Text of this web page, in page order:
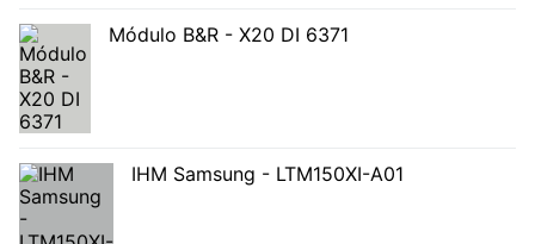
Módulo B&R - X20 DI 6371
IHM Samsung - LTM150XI-A01